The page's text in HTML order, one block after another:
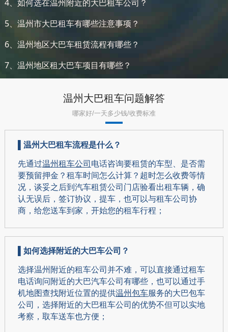
4、如何选在温州附近的大巴租车公司？
5、温州市大巴租车有哪些注意事项？
6、温州地区大巴车租赁流程有哪些？
7、温州地区租大巴车项目有哪些？
温州大巴租车问题解答
哪家好/一天多少钱/收费标准
温州大巴租车流程是什么？
先通过温州租车公司电话咨询要租赁的车型、是否需
要预留押金？租车时间怎么计算？超时怎么收费等情
况，谈妥之后到汽车租赁公司门店验看出租车辆，确
认无误后，签订协议，提车，也可以与租车公司协
商，给您送车到家，开始您的租车行程；
如何选择附近的大巴车公司？
选择温州附近的租车公司并不难，可以直接通过租车
电话询问附近的大巴汽车公司有哪些，也可以通过手
机地图查找附近位置的提供温州包车服务的大巴包车
公司，选择附近的大巴租车公司的优势不但可以实地
考察，取车送车也方便；